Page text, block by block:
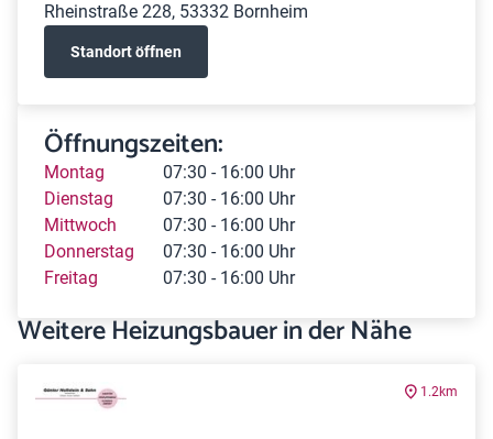
Rheinstraße 228, 53332 Bornheim
Standort öffnen
Öffnungszeiten:
Montag
07:30 - 16:00 Uhr
Dienstag
07:30 - 16:00 Uhr
Mittwoch
07:30 - 16:00 Uhr
Donnerstag
07:30 - 16:00 Uhr
Freitag
07:30 - 16:00 Uhr
Weitere Heizungsbauer in der Nähe
1.2km